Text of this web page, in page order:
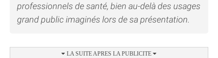
professionnels de santé, bien au-delà des usages
grand public imaginés lors de sa présentation.